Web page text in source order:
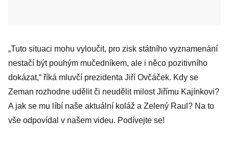
„Tuto situaci mohu vyloučit, pro zisk státního vyznamenání
nestačí být pouhým mučedníkem, ale i něco pozitivního
dokázat,“ říká mluvčí prezidenta Jiří Ovčáček. Kdy se
Zeman rozhodne udělit či neudělit milost Jiřímu Kajínkovi?
A jak se mu líbí naše aktuální koláž a Zelený Raul? Na to
vše odpovídal v našem videu. Podívejte se!